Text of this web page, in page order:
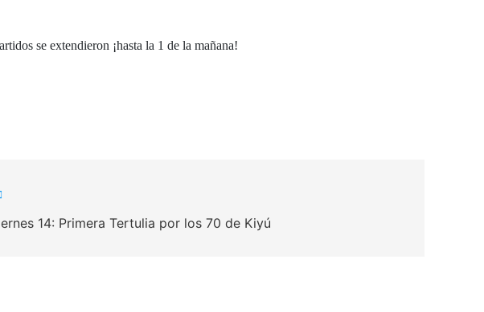
se extendieron ¡hasta la 1 de la mañana!
14: Primera Tertulia por los 70 de Kiyú